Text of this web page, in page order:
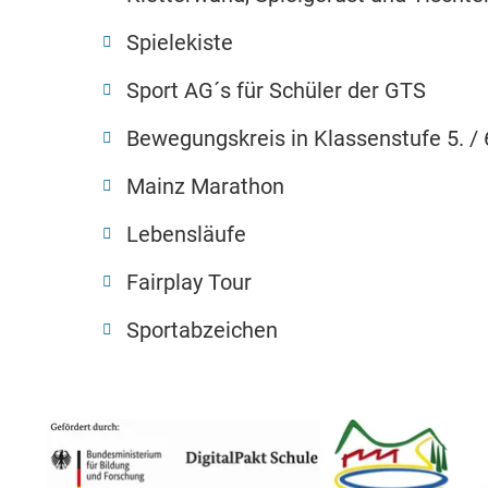
Spielekiste
Sport AG´s für Schüler der GTS
Bewegungskreis in Klassenstufe 5. /
Mainz Marathon
Lebensläufe
Fairplay Tour
Sportabzeichen